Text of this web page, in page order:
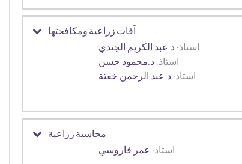
آفات زراعية ومكافحتها
استاذ: د.عبد الكريم الجندي
استاذ: د.محمود حسن
استاذ: د.عبد الرحمن خفتة
محاسبة زراعية
استاذ: عمر فاروسي